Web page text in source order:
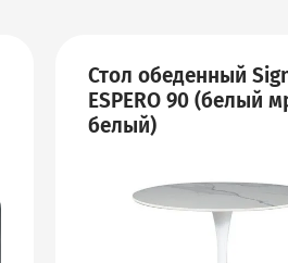
Стол обеденный
ESPERO 90 (белый
белый)